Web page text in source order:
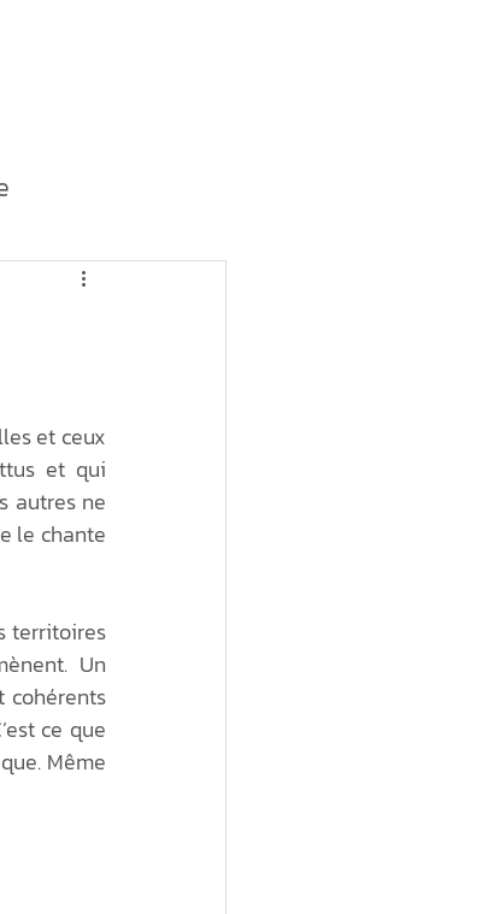
et ceux
et qui
autres ne
le chante
territoires
Un
cohérents
ce que
Même